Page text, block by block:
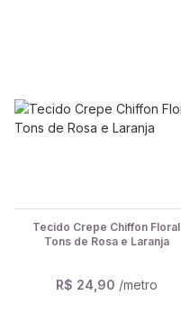
Tecido Crepe Chiffon Floral
Tons de Rosa e Laranja
R$ 24,90 /metro